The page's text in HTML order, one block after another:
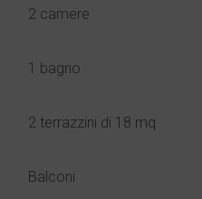
2 camere
1 bagno
2 terrazzini di 18 mq
Balconi